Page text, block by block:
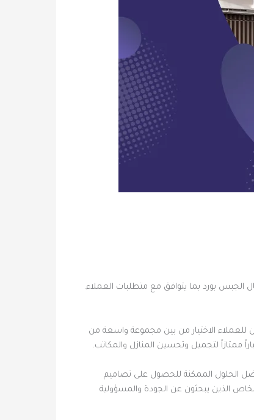
الجبس بورد بما يتوافق مع متطلبات العملاء.
للعملاء الاختيار من بين مجموعة واسعة من
ممتازاً لتجميل وتحسين المنازل والمكاتب.
الحلول الممكنة للحصول على تصاميم
الذين يبحثون عن الجودة والمسؤولية